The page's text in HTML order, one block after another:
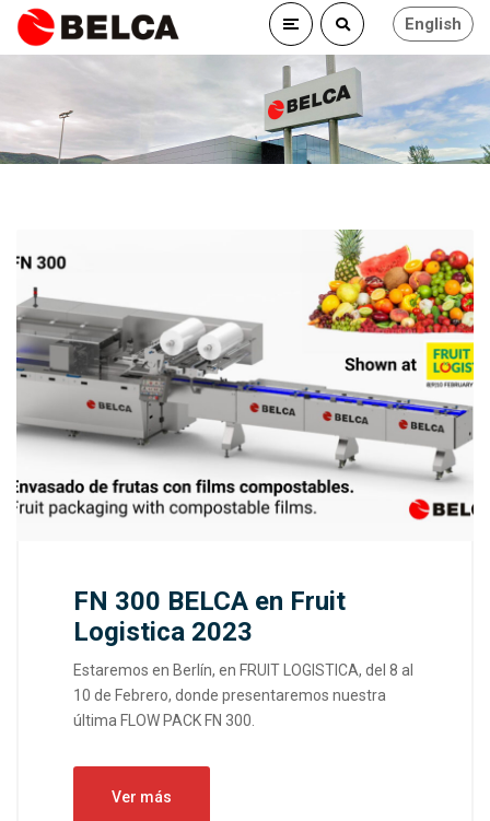
English
FN 300 BELCA en Fruit
Logistica 2023
Estaremos en Berlín, en FRUIT LOGISTICA, del 8 al
10 de Febrero, donde presentaremos nuestra
última FLOW PACK FN 300.
Ver más